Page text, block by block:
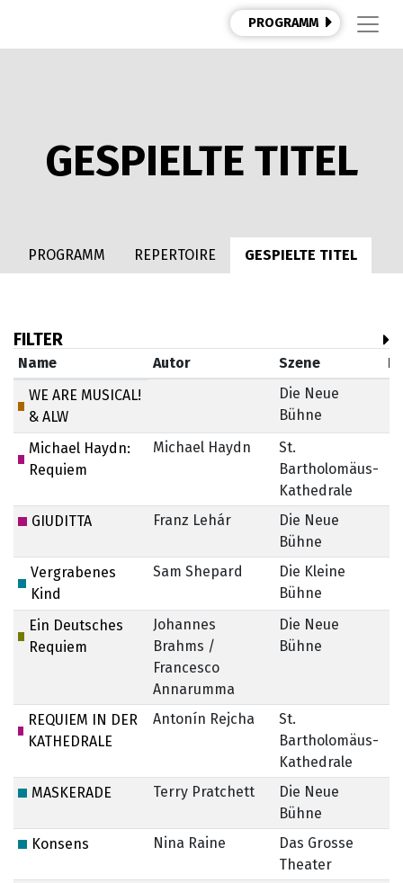
PROGRAMM
GESPIELTE TITEL
PROGRAMM REPERTOIRE GESPIELTE TITEL
FILTER
Name Autor Szene
WE ARE MUSICAL!
& ALW
Die Neue
Bühne
Michael Haydn:
Requiem
Michael Haydn
St.
Bartholomäus-
Kathedrale
GIUDITTA
Franz Lehár
Die Neue
Bühne
Vergrabenes
Kind
Sam Shepard
Die Kleine
Bühne
Ein Deutsches
Requiem
Johannes
Brahms /
Francesco
Annarumma
Die Neue
Bühne
REQUIEM IN DER
KATHEDRALE
Antonín Rejcha
St.
Bartholomäus-
Kathedrale
MASKERADE
Terry Pratchett
Die Neue
Bühne
Konsens
Nina Raine
Das Grosse
Theater